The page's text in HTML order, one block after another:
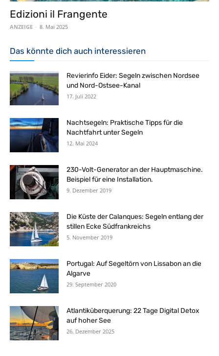
Edizioni il Frangente
ANZEIGE - 8. Mai 2025
Das könnte dich auch interessieren
Revierinfo Eider: Segeln zwischen Nordsee
und Nord-Ostsee-Kanal
17. Juli 2022
Nachtsegeln: Praktische Tipps für die
Nachtfahrt unter Segeln
12. Mai 2024
230-Volt-Generator an der Hauptmaschine.
Beispiel für eine Installation.
9. Dezember 2019
Die Küste der Calanques: Segeln entlang der
stillen Ecke Südfrankreichs
5. November 2019
Portugal: Auf Segeltörn von Lissabon an die
Algarve
29. September 2020
Atlantiküberquerung: 22 Tage Digital Detox
auf hoher See
26. Dezember 2025